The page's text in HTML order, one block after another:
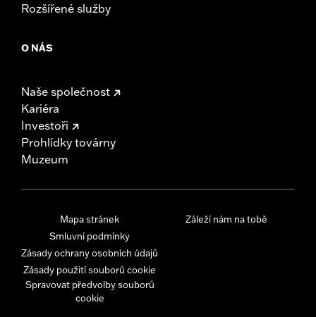
Rozšířené služby
O NÁS
Naše společnost
Kariéra
Investoři
Prohlídky továrny
Muzeum
Mapa stránek
Smluvní podmínky
Zásady ochrany osobních údajů
Zásady použití souborů cookie
Spravovat předvolby souborů
cookie
Záleží nám na tobě